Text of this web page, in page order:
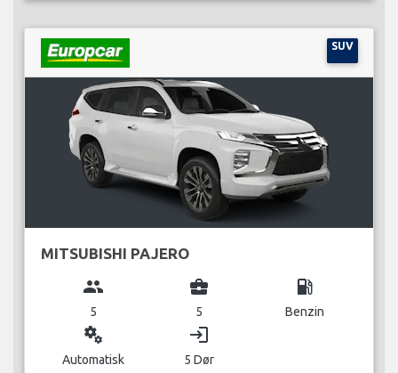
SUV
MITSUBISHI PAJERO
group
5
business_center
5
local_gas_station
Benzin
miscellaneous_services
Automatisk
login
5 Dør